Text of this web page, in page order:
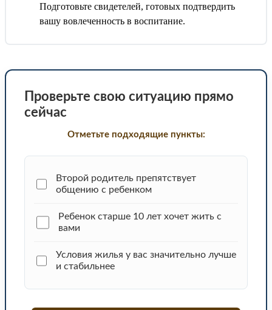
Подготовьте свидетелей, готовых подтвердить
вашу вовлеченность в воспитание.
Проверьте свою ситуацию прямо
сейчас
Отметьте подходящие пункты:
Второй родитель препятствует
общению с ребенком
Ребенок старше 10 лет хочет жить с
вами
Условия жилья у вас значительно лучше
и стабильнее